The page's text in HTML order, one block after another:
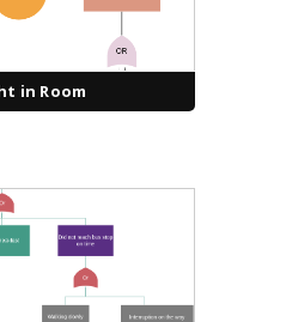
in Room